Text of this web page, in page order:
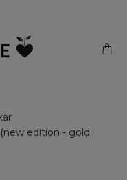
edition - gold